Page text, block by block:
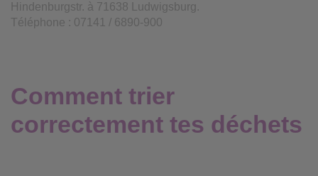
Hindenburgstr. à 71638 Ludwigsburg.
Téléphone : 07141 / 6890-900
Comment trier
correctement tes déchets